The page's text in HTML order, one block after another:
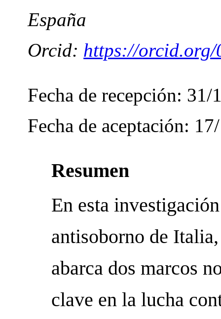
España
Orcid: https://orcid.org/
Fecha de recepción: 31/
Fecha de aceptación:
Resumen
En esta
antisoborno de
abarca dos marcos
clave en la lucha